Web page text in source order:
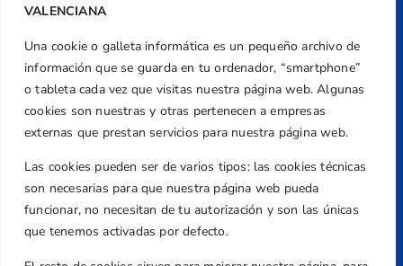
VALENCIANA
Una cookie o galleta informática es un pequeño archivo de
información que se guarda en tu ordenador, “smartphone”
o tableta cada vez que visitas nuestra página web. Algunas
cookies son nuestras y otras pertenecen a empresas
externas que prestan servicios para nuestra página web.
Las cookies pueden ser de varios tipos: las cookies técnicas
son necesarias para que nuestra página web pueda
funcionar, no necesitan de tu autorización y son las únicas
que tenemos activadas por defecto.
Dirección
Centre de L´Esport, Carrer d'Isaac Peral i
Caballero, Nº 5, Despachos 2 y 3, 46980,
Valencia
+34 961 367 799
Email
federacion@golfcv.com